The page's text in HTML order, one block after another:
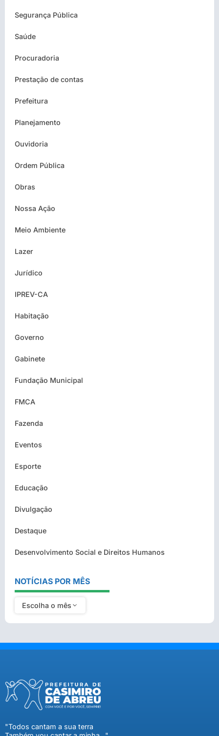
Segurança Pública
Saúde
Procuradoria
Prestação de contas
Prefeitura
Planejamento
Ouvidoria
Ordem Pública
Obras
Nossa Ação
Meio Ambiente
Lazer
Jurídico
IPREV-CA
Habitação
Governo
Gabinete
Fundação Municipal
FMCA
Fazenda
Eventos
Esporte
Educação
Divulgação
Destaque
Desenvolvimento Social e Direitos Humanos
NOTÍCIAS POR MÊS
Escolha o mês
"Todos cantam a sua terra